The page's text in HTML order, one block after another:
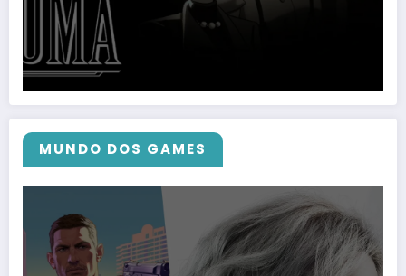
MUNDO DOS GAMES